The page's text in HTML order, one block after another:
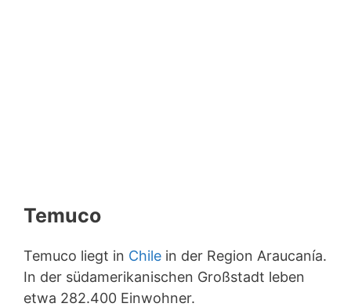
Temuco
Temuco liegt in Chile in der Region Araucanía.
In der südamerikanischen Großstadt leben
etwa 282.400 Einwohner.